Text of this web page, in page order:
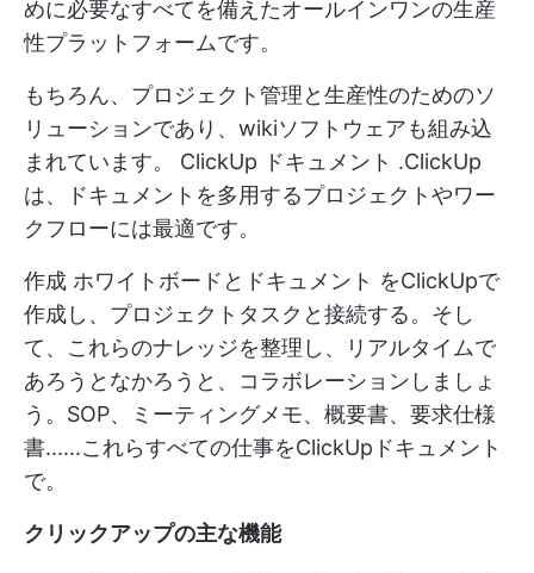
めに必要なすべてを備えたオールインワンの生産
性プラットフォームです。
もちろん、プロジェクト管理と生産性のためのソ
リューションであり、wikiソフトウェアも組み込
まれています。 ClickUp ドキュメント .ClickUp
は、ドキュメントを多用するプロジェクトやワー
クフローには最適です。
作成 ホワイトボードとドキュメント をClickUpで
作成し、プロジェクトタスクと接続する。そし
て、これらのナレッジを整理し、リアルタイムで
あろうとなかろうと、コラボレーションしましょ
う。SOP、ミーティングメモ、概要書、要求仕様
書......これらすべての仕事をClickUpドキュメント
で。
クリックアップの主な機能